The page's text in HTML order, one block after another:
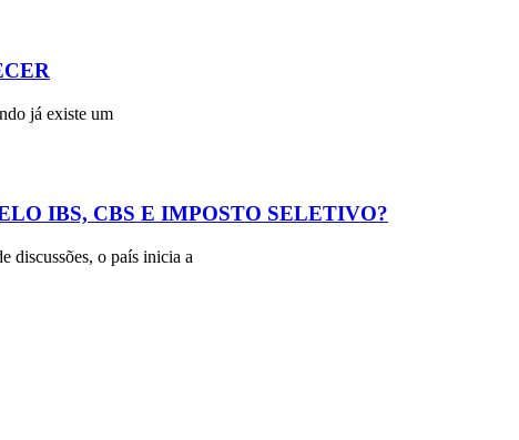
já existe um
IBS, CBS E IMPOSTO SELETIVO?
discussões, o país inicia a